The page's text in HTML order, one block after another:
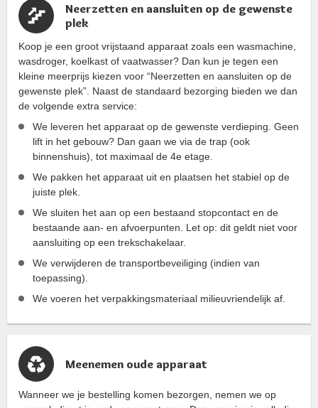
Neerzetten en aansluiten op de gewenste
plek
Koop je een groot vrijstaand apparaat zoals een wasmachine,
wasdroger, koelkast of vaatwasser? Dan kun je tegen een
kleine meerprijs kiezen voor “Neerzetten en aansluiten op de
gewenste plek”. Naast de standaard bezorging bieden we dan
de volgende extra service:
We leveren het apparaat op de gewenste verdieping. Geen
lift in het gebouw? Dan gaan we via de trap (ook
binnenshuis), tot maximaal de 4e etage.
We pakken het apparaat uit en plaatsen het stabiel op de
juiste plek.
We sluiten het aan op een bestaand stopcontact en de
bestaande aan- en afvoerpunten. Let op: dit geldt niet voor
aansluiting op een trekschakelaar.
We verwijderen de transportbeveiliging (indien van
toepassing).
We voeren het verpakkingsmateriaal milieuvriendelijk af.
Meenemen oude apparaat
Wanneer we je bestelling komen bezorgen, nemen we op